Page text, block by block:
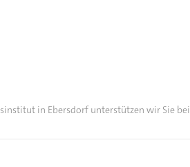
in Ebersdorf unterstützen wir Sie bei